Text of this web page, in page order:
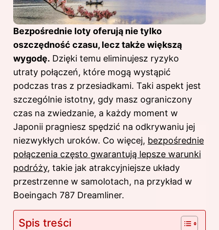
Bezpośrednie loty oferują nie tylko
oszczędność czasu, lecz także większą
wygodę. Dzięki temu eliminujesz ryzyko
utraty połączeń, które mogą wystąpić
podczas tras z przesiadkami. Taki aspekt jest
szczególnie istotny, gdy masz ograniczony
czas na zwiedzanie, a każdy moment w
Japonii pragniesz spędzić na odkrywaniu jej
niezwykłych uroków. Co więcej, bezpośrednie
połączenia często gwarantują lepsze warunki
podróży, takie jak atrakcyjniejsze układy
przestrzenne w samolotach, na przykład w
Boeingach 787 Dreamliner.
Spis treści